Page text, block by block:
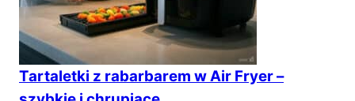
Tartaletki z rabarbarem w Air Fryer –